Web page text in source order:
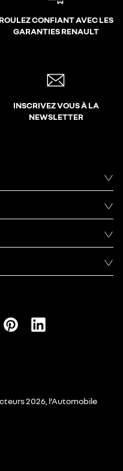
ROULEZ CONFIANT AVEC LES
GARANTIES RENAULT
INSCRIVEZ VOUS À LA
NEWSLETTER
2026, l’Automobile